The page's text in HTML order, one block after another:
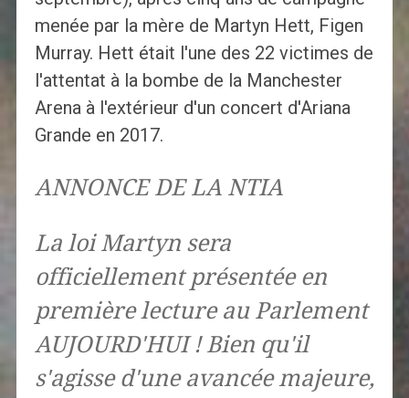
menée par la mère de Martyn Hett, Figen
Murray. Hett était l'une des 22 victimes de
l'attentat à la bombe de la Manchester
Arena à l'extérieur d'un concert d'Ariana
Grande en 2017.
ANNONCE DE LA NTIA
La loi Martyn sera
officiellement présentée en
première lecture au Parlement
AUJOURD'HUI ! Bien qu'il
s'agisse d'une avancée majeure,